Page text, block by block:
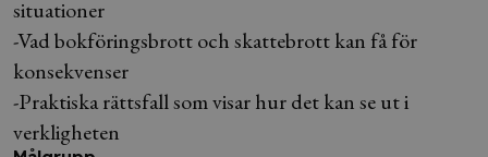
situationer
-Vad bokföringsbrott och skattebrott kan få för
konsekvenser
-Praktiska rättsfall som visar hur det kan se ut i
verkligheten